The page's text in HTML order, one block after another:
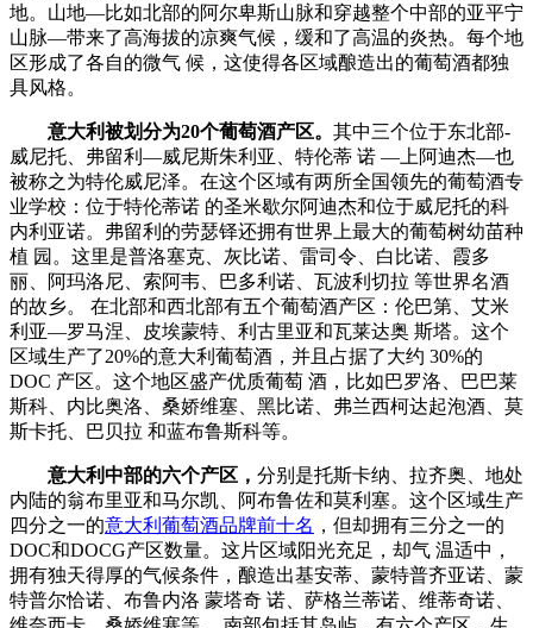
地。山地—比如北部的阿尔卑斯山脉和穿越整个中部的亚平宁
山脉—带来了高海拔的凉爽气候，缓和了高温的炎热。每个地
区形成了各自的微气 候，这使得各区域酿造出的葡萄酒都独
具风格。
意大利被划分为20个葡萄酒产区。 其中三个位于东北部-
威尼托、弗留利—威尼斯朱利亚、特伦蒂 诺 —上阿迪杰—也
被称之为特伦威尼泽。在这个区域有两所全国领先的葡萄酒专
业学校：位于特伦蒂诺 的圣米歇尔阿迪杰和位于威尼托的科
内利亚诺。弗留利的劳瑟铎还拥有世界上最大的葡萄树幼苗种
植 园。这里是普洛塞克、灰比诺、雷司令、白比诺、霞多
丽、阿玛洛尼、索阿韦、巴多利诺、瓦波利切拉 等世界名酒
的故乡。 在北部和西北部有五个葡萄酒产区：伦巴第、艾米
利亚—罗马涅、皮埃蒙特、利古里亚和瓦莱达奥 斯塔。这个
区域生产了20%的意大利葡萄酒，并且占据了大约 30%的
DOC 产区。这个地区盛产优质葡萄 酒，比如巴罗洛、巴巴莱
斯科、内比奥洛、桑娇维塞、黑比诺、弗兰西柯达起泡酒、莫
斯卡托、巴贝拉 和蓝布鲁斯科等。
意大利中部的六个产区， 分别是托斯卡纳、拉齐奥、地处
内陆的翁布里亚和马尔凯、阿布鲁佐和莫利塞。这个区域生产
四分之一的意大利葡萄酒品牌前十名 ，但却拥有三分之一的
DOC和DOCG产区数量。这片区域阳光充足，却气 温适中，
拥有独天得厚的气候条件，酿造出基安蒂、蒙特普齐亚诺、蒙
特普尔恰诺、布鲁内洛 蒙塔奇 诺、萨格兰蒂诺、维蒂奇诺、